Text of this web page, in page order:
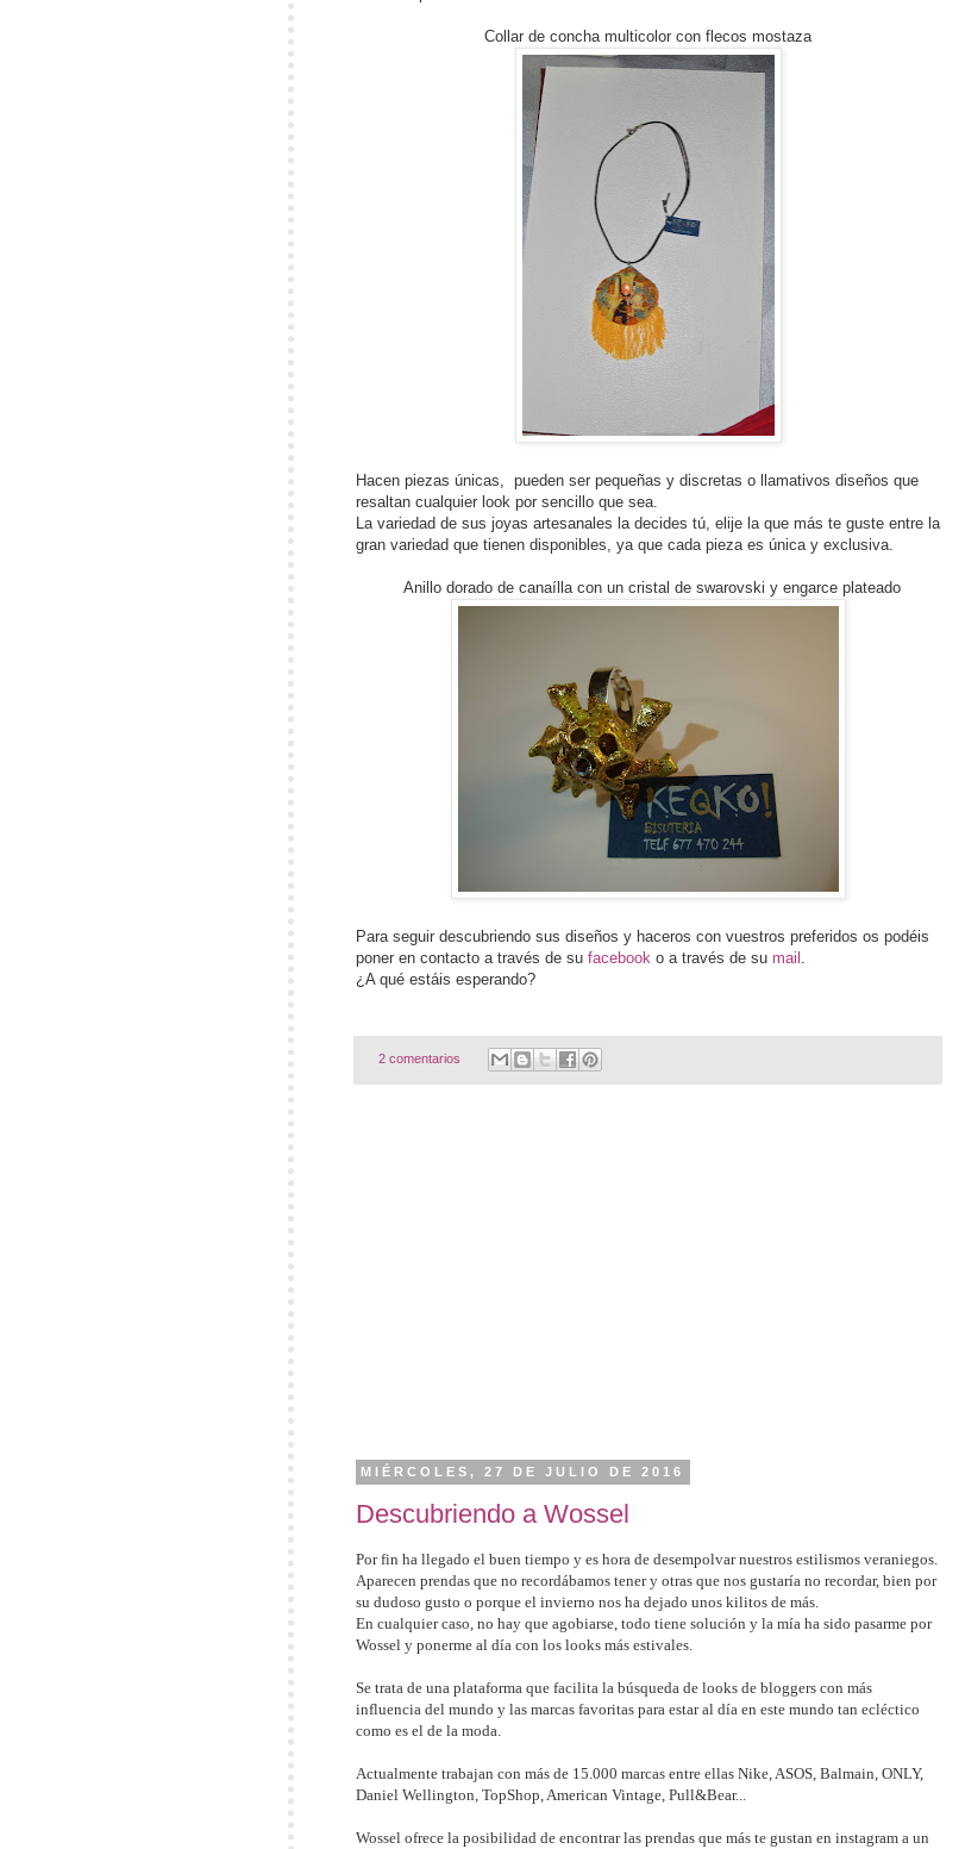
Collar de concha multicolor con flecos mostaza
Hacen piezas únicas, pueden ser pequeñas y discretas o llamativos diseños que
resaltan cualquier look por sencillo que sea.
La variedad de sus joyas artesanales la decides tú, elije la que más te guste entre la
gran variedad que tienen disponibles, ya que cada pieza es única y exclusiva.
Anillo dorado de canaílla con un cristal de swarovski y engarce plateado
Para seguir descubriendo sus diseños y haceros con vuestros preferidos os podéis
poner en contacto a través de su facebook o a través de su mail .
¿A qué estáis esperando?
2 comentarios
MIÉRCOLES, 27 DE JULIO DE 2016
Descubriendo a Wossel
Por fin ha llegado el buen tiempo y es hora de desempolvar nuestros estilismos veraniegos.
Aparecen prendas que no recordábamos tener y otras que nos gustaría no recordar, bien por
su dudoso gusto o porque el invierno nos ha dejado unos kilitos de más.
En cualquier caso, no hay que agobiarse, todo tiene solución y la mía ha sido pasarme por
Wossel y ponerme al día con los looks más estivales.
Se trata de una plataforma que facilita la búsqueda de looks de bloggers con más
influencia del mundo y las marcas favoritas para estar al día en este mundo tan ecléctico
como es el de la moda.
Actualmente trabajan con más de 15.000 marcas entre ellas Nike, ASOS, Balmain, ONLY,
Daniel Wellington, TopShop, American Vintage, Pull&Bear...
Wossel ofrece la posibilidad de encontrar las prendas que más te gustan en instagram a un